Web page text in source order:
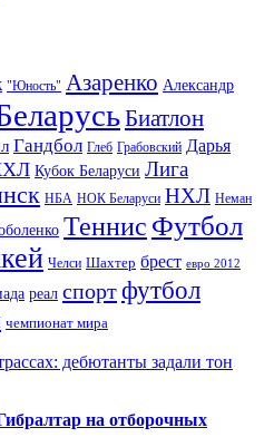
"Юность" Азаренко Александр
Биатлон
Гандбол Глеб Грабовский Дарья
Кубок Беларуси Лига
НБА НОК Беларуси НХЛ Неман
Теннис Футбол
Челси Шахтер брест евро 2012
реал спортфутбол
чемпионат мира
дебютанты задали тон
на отборочных